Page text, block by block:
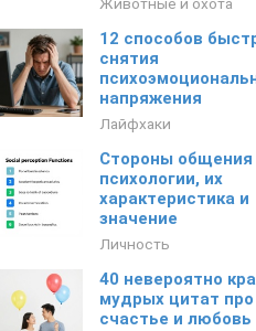
12 способов
снятия
напряжения
Лайфхаки
Стороны общения
психологии, их
характеристика и
значение
Личность
40 невероятно
мудрых цитат про
счастье и любовь